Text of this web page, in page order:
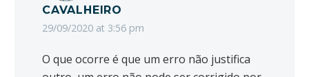
CAVALHEIRO
29/09/2020 at 3:56 pm
O que ocorre é que um erro não justifica